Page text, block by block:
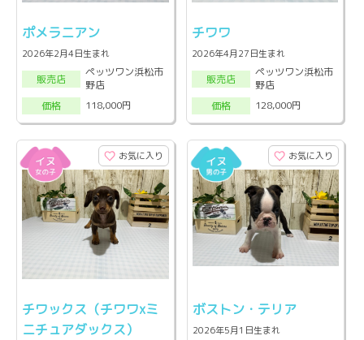
ポメラニアン
2026年2月4日生まれ
販売店
ペッツワン浜松市
野店
価格
118,000円
チワワ
2026年4月27日生まれ
販売店
ペッツワン浜松市
野店
価格
128,000円
お気に入り
チワックス（チワワxミ
ニチュアダックス）
お気に入り
ボストン・テリア
2026年5月1日生まれ